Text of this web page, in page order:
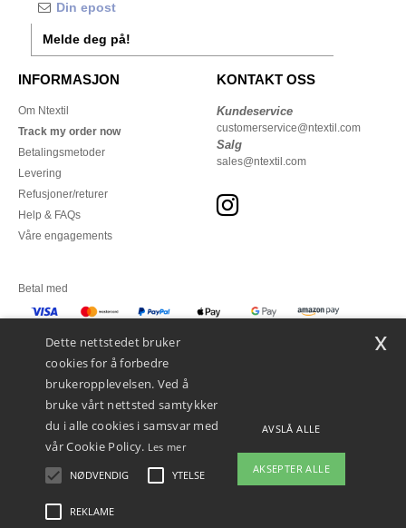
Melde deg på!
INFORMASJON
Om Ntextil
Track my order now
Betalingsmetoder
Levering
Refusjoner/returer
Help & FAQs
Våre engagements
KONTAKT OSS
Kundeservice
customerservice@ntextil.com
Salg
sales@ntextil.com
Betal med
Juridiske merknader
Dette nettstedet bruker
cookies for å forbedre
brukeropplevelsen. Ved å
bruke vårt nettsted samtykker
du i alle cookies i samsvar med
vår Cookie Policy. Les mer
NØDVENDIG YTELSE
REKLAME
AVSLÅ ALLE
AKSEPTER ALLE
x